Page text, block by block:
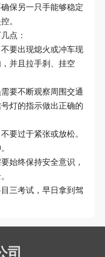
保另一只手能够稳定
。
点：
要出现熄火或冲车现
并且拉手刹、挂空
要不断观察周围交通
灯的指示做出正确的
要过于紧张或放松。
始终保持安全意识，
三考试，早日拿到驾
司